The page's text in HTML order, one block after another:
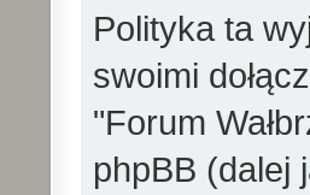
Polityka ta
swoimi
"Forum
phpBB (dalej